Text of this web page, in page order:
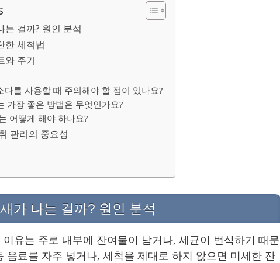
는 걸까? 원인 분석
한 세척법
와 주기
다를 사용할 때 주의해야 할 점이 있나요?
가장 좋은 방법은 무엇인가요?
어떻게 해야 하나요?
관리의 중요성
가 나는 걸까? 원인 분석
유는 주로 내부에 잔여물이 남거나, 세균이 번식하기 때문
음료를 자주 넣거나, 세척을 제대로 하지 않으면 미세한 잔